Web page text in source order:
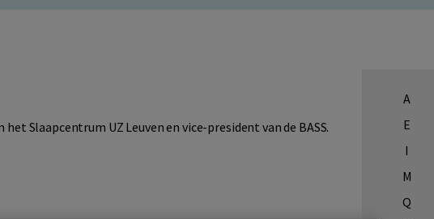
Slaapcentrum UZ Leuven en vice-president van de BASS.
A
E
I
M
Q